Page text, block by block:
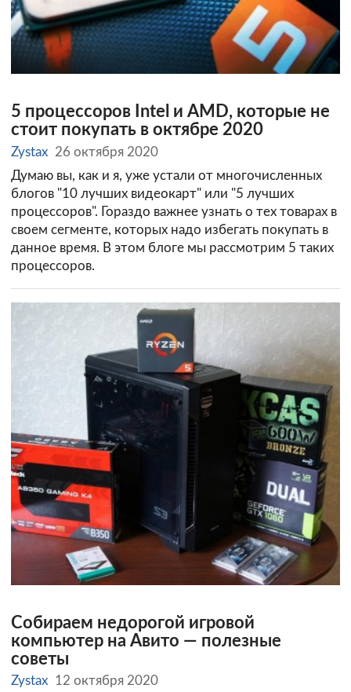
5 процессоров Intel и AMD, которые не
стоит покупать в октябре 2020
Zystax 26 октября 2020
Думаю вы, как и я, уже устали от многочисленных
блогов "10 лучших видеокарт" или "5 лучших
процессоров". Гораздо важнее узнать о тех товарах в
своем сегменте, которых надо избегать покупать в
данное время. В этом блоге мы рассмотрим 5 таких
процессоров.
Собираем недорогой игровой
компьютер на Авито — полезные
советы
Zystax 12 октября 2020